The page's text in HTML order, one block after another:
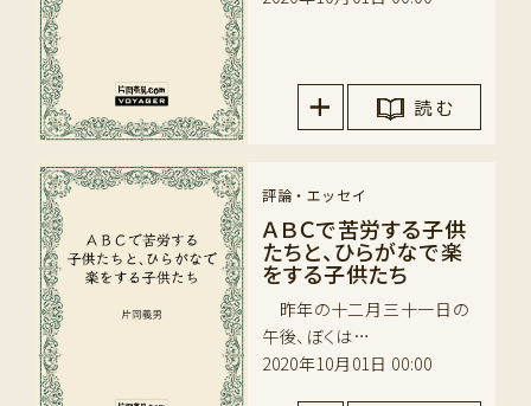
読 む
評論・エッセイ
ＡＢＣで苦労する子供
たちと、ひらがなで楽
をする子供たち
昨年の十二月三十一日の
午後、ぼくは…
2020年10月01日 00:00